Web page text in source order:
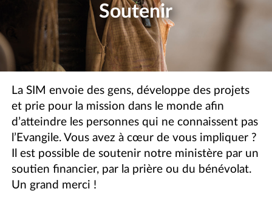
Soutenir
La SIM envoie des gens, développe des projets
et prie pour la mission dans le monde afin
d’atteindre les personnes qui ne connaissent pas
l’Evangile. Vous avez à cœur de vous impliquer ?
Il est possible de soutenir notre ministère par un
soutien financier, par la prière ou du bénévolat.
Un grand merci !